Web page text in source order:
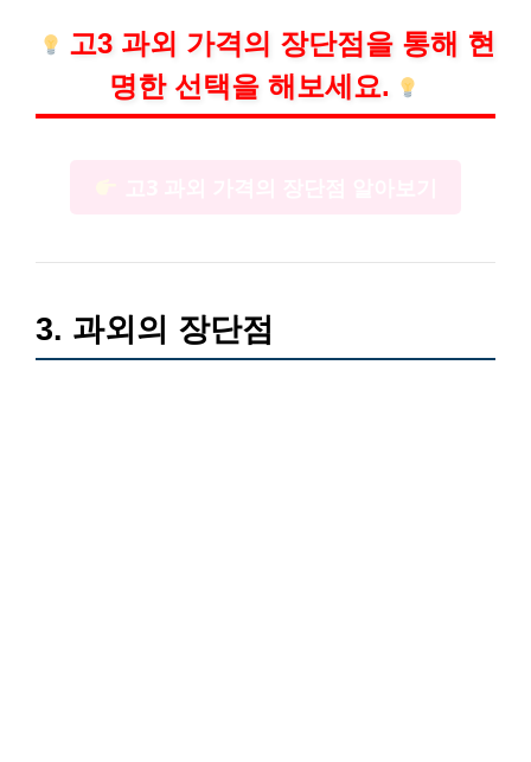
고3 과외 가격의 장단점을 통해 현
명한 선택을 해보세요.
3. 과외의 장단점